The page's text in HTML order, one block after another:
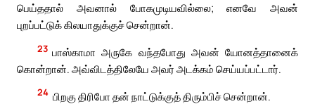
பெய்ததால் அவனால் போகமுடியவில்லை; எனவே அவன்
புறப்பட்டுக் கிலயாதுக்குச் சென்றான்.
23 பாஸ்காமா அருகே வந்தபோது அவன் யோனத்தானைக்
கொன்றான். அவ்விடத்திலேயே அவர் அடக்கம் செய்யப்பட்டார்.
24 பிறகு திரிபோ தன் நாட்டுக்குத் திரும்பிச் சென்றான்.